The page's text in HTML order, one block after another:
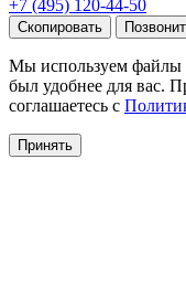
+7 (495) 120-44-50
Скопировать
Мы используем файлы
был удобнее для вас.
соглашаетесь с
Принять